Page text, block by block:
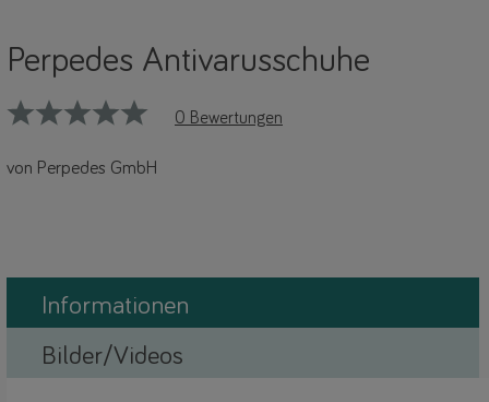
Perpedes Antivarusschuhe
0 Bewertungen
von Perpedes GmbH
Informationen
Bilder/Videos